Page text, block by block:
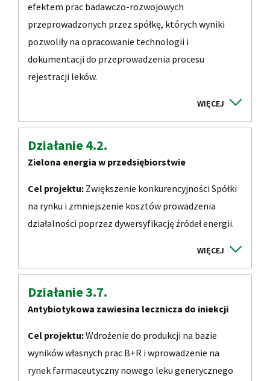
efektem prac badawczo-rozwojowych
przeprowadzonych przez spółkę, których wyniki
pozwoliły na opracowanie technologii i
dokumentacji do przeprowadzenia procesu
rejestracji leków.
Działanie 4.2.
Zielona energia w przedsiębiorstwie
Cel projektu: Zwiększenie konkurencyjności Spółki
na rynku i zmniejszenie kosztów prowadzenia
działalności poprzez dywersyfikację źródeł energii.
Działanie 3.7.
Antybiotykowa zawiesina lecznicza do iniekcji
Cel projektu:Wdrożenie do produkcji na bazie
wyników własnych prac B+R i wprowadzenie na
rynek farmaceutyczny nowego leku generycznego